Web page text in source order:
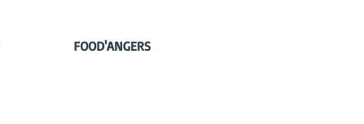
FOOD'ANGERS